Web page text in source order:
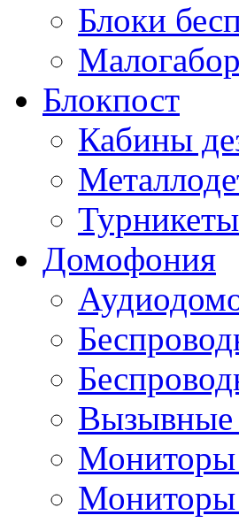
Блоки
Блокпост
Кабины
Турникеты
Домофония
Вызывные
Мониторы
Мониторы